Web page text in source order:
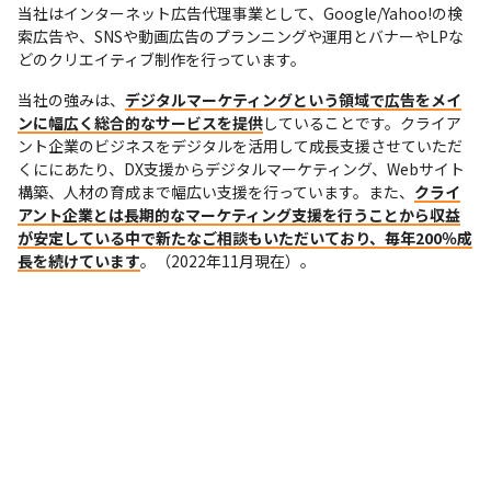
当社はインターネット広告代理事業として、Google/Yahoo!の検
索広告や、SNSや動画広告のプランニングや運用とバナーやLPな
どのクリエイティブ制作を行っています。
当社の強みは、 デジタルマーケティングという領域で広告をメイ
ンに幅広く総合的なサービスを提供していることです。クライア
ント企業のビジネスをデジタルを活用して成長支援させていただ
くににあたり、DX支援からデジタルマーケティング、Webサイト
構築、人材の育成まで幅広い支援を行っています。また、 クライ
アント企業とは長期的なマーケティング支援を行うことから収益
が安定している中で新たなご相談もいただいており、毎年200％成
長を続けています。（2022年11月現在）。